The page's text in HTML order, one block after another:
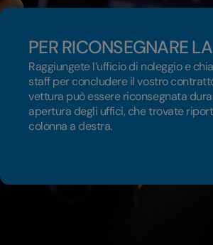
PER RICONSEGNARE
Raggiungete l’ufficio di noleggio e
staff per concludere il vostro
vettura può essere riconsegnata
apertura degli uffici, che trovate
colonna a destra.